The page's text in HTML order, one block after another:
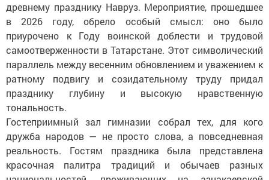
древнему празднику Навруз. Мероприятие, прошедшее
в 2026 году, обрело особый смысл: оно было
приурочено к Году воинской доблести и трудовой
самоотверженности в Татарстане. Этот символический
параллель между весенним обновлением и уважением к
ратному подвигу и созидательному труду придал
празднику глубину и высокую нравственную
тональность.
Гостеприимный зал гимназии собрал тех, для кого
дружба народов — не просто слова, а повседневная
реальность. Гостям праздника была представлена
красочная палитра традиций и обычаев разных